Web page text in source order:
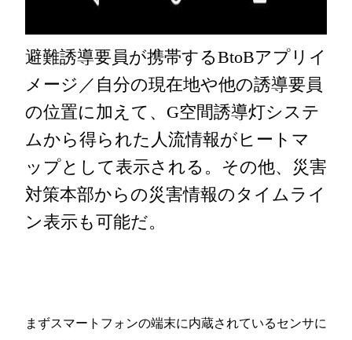
避難誘導要員が携帯するBtoBアプリイ
メージ／自分の現在地や他の誘導要員
の位置に加えて、G空間誘導灯システ
ムから得られた人流情報がヒートマ
ップとして表示される。その他、災害
対策本部からの災害情報のタイムライ
ン表示も可能だ。
まずスマートフォンの端末に内蔵されているセンサに